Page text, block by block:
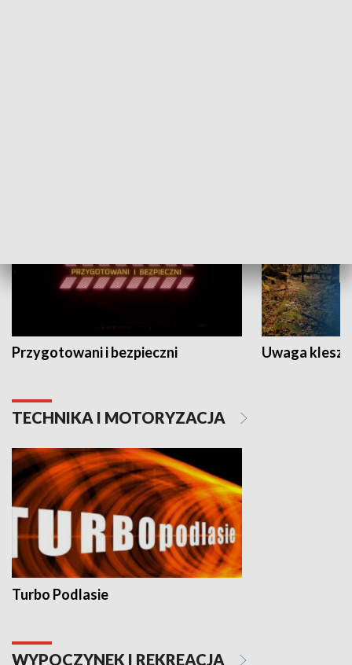
Przygotowani i bezpieczni Uwaga
TECHNIKA I MOTORYZACJA
Turbo Podlasie
WYPOCZYNEK I REKREACJA